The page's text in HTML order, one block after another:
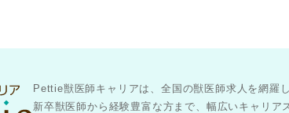
Pettie獣医師キャリアは、全国の獣医師求人を網羅
新卒獣医師から経験豊富な方まで、幅広いキャリア